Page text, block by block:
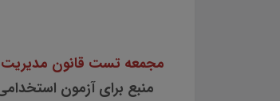
مجمعه تست قانون
منبع برای آزمون استخدامی